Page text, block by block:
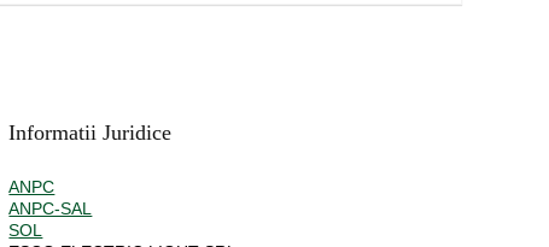
Informatii Juridice
ANPC
ANPC-SAL
SOL